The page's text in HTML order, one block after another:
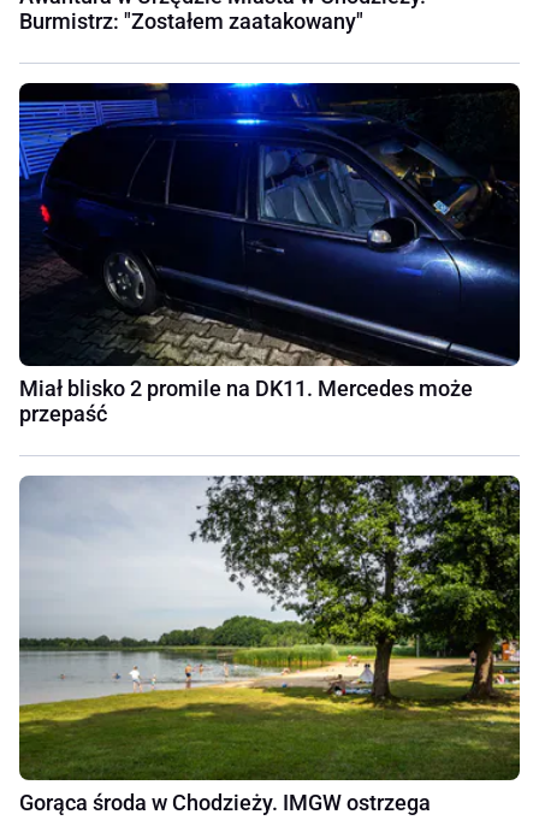
Burmistrz: "Zostałem zaatakowany"
Miał blisko 2 promile na DK11. Mercedes może
przepaść
Gorąca środa w Chodzieży. IMGW ostrzega